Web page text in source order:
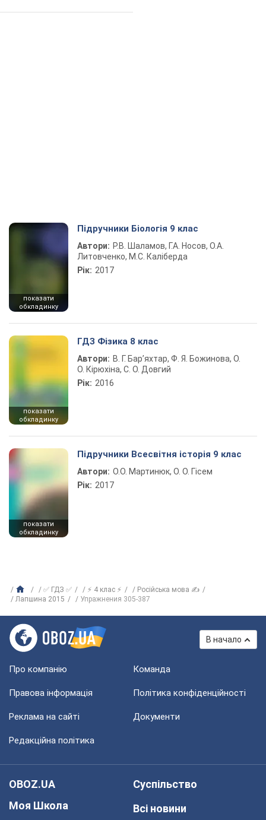
показати
обкладинку
Підручники Біологія 9 клас
Автори: Р.В. Шаламов, Г.А. Носов, О.А.
Литовченко, М.С. Каліберда
Рік: 2017
показати
обкладинку
ГДЗ Фізика 8 клас
Автори: В. Г. Бар’яхтар, Ф. Я. Божинова, О.
О. Кірюхіна, С. О. Довгий
Рік: 2016
показати
обкладинку
Підручники Всесвітня історія 9 клас
Автори: О.О. Мартинюк, О. О. Гісем
Рік: 2017
✅ ГДЗ ✅ ⚡ 4 клас ⚡
Російська мова ✍
Лапшина 2015
Упражнения 305-387
В начало
Про компанію Команда
Правова інформація Політика конфіденційності
Реклама на сайті Документи
Редакційна політика
OBOZ.UA
Моя Школа
Суспільство
Всі новини